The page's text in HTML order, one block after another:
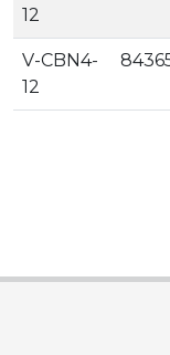
12
V-CBN4-
12